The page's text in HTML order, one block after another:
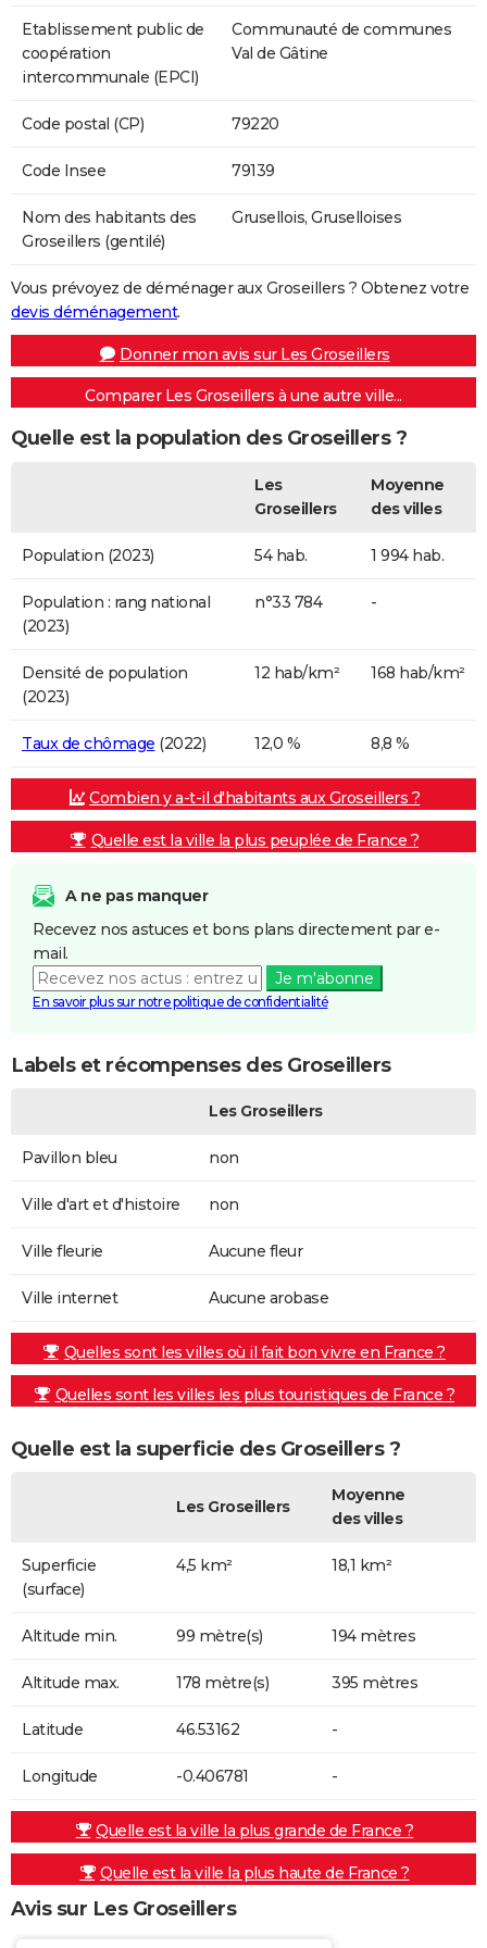
Etablissement public de
coopération
intercommunale (EPCI)
Communauté de communes
Val de Gâtine
Code postal (CP) 79220
Code Insee 79139
Nom des habitants des
Groseillers (gentilé)
Grusellois, Gruselloises
Vous prévoyez de déménager aux Groseillers ? Obtenez votre
devis déménagement.
Donner mon avis sur Les Groseillers
Comparer Les Groseillers à une autre ville...
Quelle est la population des Groseillers ?
Les
Groseillers
Moyenne
des villes
Population (2023) 54 hab. 1 994 hab.
Population : rang national
(2023)
n°33 784 -
Densité de population
(2023)
12 hab/km² 168 hab/km²
Taux de chômage (2022) 12,0 % 8,8 %
Combien y a-t-il d'habitants aux Groseillers ?
Quelle est la ville la plus peuplée de France ?
A ne pas manquer
Recevez nos astuces et bons plans directement par e-
mail.
Je m'abonne
En savoir plus sur notre politique de confidentialité
Labels et récompenses des Groseillers
Les Groseillers
Pavillon bleu non
Ville d'art et d'histoire non
Ville fleurie Aucune fleur
Ville internet Aucune arobase
Quelles sont les villes où il fait bon vivre en France ?
Quelles sont les villes les plus touristiques de France ?
Quelle est la superficie des Groseillers ?
Les Groseillers
Moyenne
des villes
Superficie
(surface)
4,5 km² 18,1 km²
Altitude min. 99 mètre(s) 194 mètres
Altitude max. 178 mètre(s) 395 mètres
Latitude 46.53162 -
Longitude -0.406781 -
Quelle est la ville la plus grande de France ?
Quelle est la ville la plus haute de France ?
Avis sur Les Groseillers